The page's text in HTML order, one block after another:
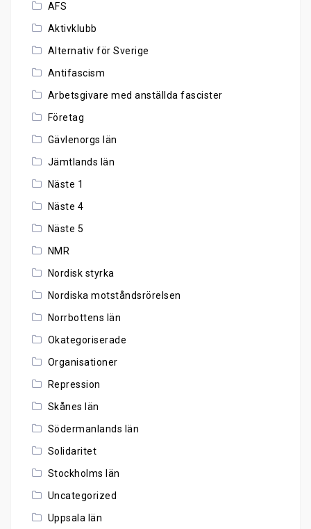
AFS
Aktivklubb
Alternativ för Sverige
Antifascism
Arbetsgivare med anställda fascister
Företag
Gävlenorgs län
Jämtlands län
Näste 1
Näste 4
Näste 5
NMR
Nordisk styrka
Nordiska motståndsrörelsen
Norrbottens län
Okategoriserade
Organisationer
Repression
Skånes län
Södermanlands län
Solidaritet
Stockholms län
Uncategorized
Uppsala län